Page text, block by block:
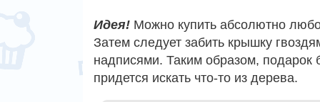
Идея! Можно купить абсолютно
Затем следует забить крышку
надписями. Таким образом, подарок
придется искать что-то из дерева.